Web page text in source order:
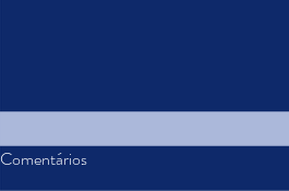
Comentários